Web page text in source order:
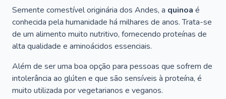
Semente comestível originária dos Andes, a quinoa é
conhecida pela humanidade há milhares de anos. Trata-se
de um alimento muito nutritivo, fornecendo proteínas de
alta qualidade e aminoácidos essenciais.
Além de ser uma boa opção para pessoas que sofrem de
intolerância ao glúten e que são sensíveis à proteína, é
muito utilizada por vegetarianos e veganos.